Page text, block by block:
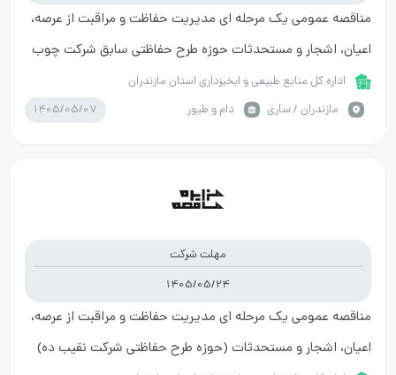
مناقصه عمومی یک مرحله ای مدیریت حفاظت و مراقبت از عرصه،
اعیان، اشجار و مستحدثات حوزه طرح حفاظتی سابق شرکت چوب
و كاغذاداره کل منابع طبیعی و ابخیزداری استان مازندران
مازندران / ساری
دام و طیور 1405/05/07
مهلت شرکت
1405/05/24
مناقصه عمومی یک مرحله ای مدیریت حفاظت و مراقبت از عرصه،
اعیان، اشجار و مستحدثات (حوزه طرح حفاظتی شرکت نقيب ده)